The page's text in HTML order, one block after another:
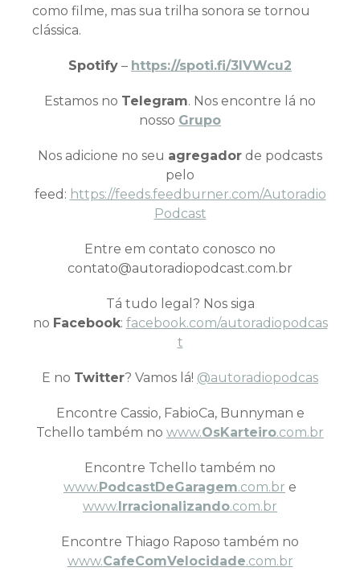
como filme, mas sua trilha sonora se tornou
clássica.
Spotify – https://spoti.fi/3IVWcu2
Estamos no Telegram. Nos encontre lá no
nosso Grupo
Nos adicione no seu agregador de podcasts
pelo
feed: https://feeds.feedburner.com/Autoradio
Podcast
Entre em contato conosco no
contato@autoradiopodcast.com.br
Tá tudo legal? Nos siga
no Facebook: facebook.com/autoradiopodcas
t
E no Twitter? Vamos lá! @autoradiopodcas
Encontre Cassio, FabioCa, Bunnyman e
Tchello também no www.OsKarteiro.com.br
Encontre Tchello também no
www.PodcastDeGaragem.com.br e
www.Irracionalizando.com.br
Encontre Thiago Raposo também no
www.CafeComVelocidade.com.br